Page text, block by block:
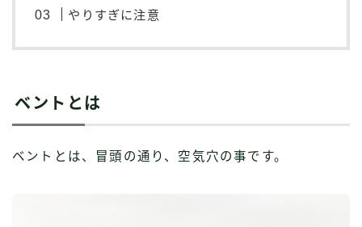
やりすぎに注意
ベントとは
ベントとは、冒頭の通り、空気穴の事です。